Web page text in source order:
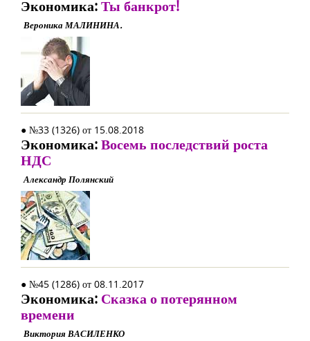
Экономика:Ты банкрот!
Вероника МАЛИНИНА.
● №33 (1326) от 15.08.2018
Экономика:Восемь последствий роста
НДС
Александр Полянский
● №45 (1286) от 08.11.2017
Экономика: Сказка о потерянном
времени
Виктория ВАСИЛЕНКО